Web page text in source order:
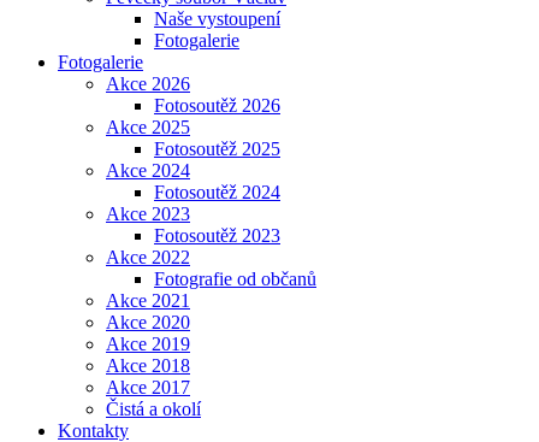
Naše vystoupení
Fotogalerie
Fotogalerie
Akce 2026
Fotosoutěž 2026
Akce 2025
Fotosoutěž 2025
Akce 2024
Fotosoutěž 2024
Akce 2023
Fotosoutěž 2023
Akce 2022
Fotografie od občanů
Akce 2021
Akce 2020
Akce 2019
Akce 2018
Akce 2017
Čistá a okolí
Kontakty